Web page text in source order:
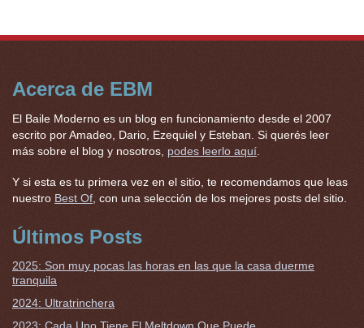
Acerca de EBM
El Baile Moderno es un blog en funcionamiento desde el 2007
escrito por Amadeo, Dario, Ezequiel y Esteban. Si querés leer
más sobre el blog y nosotros, podes leerlo aquí
Y si esta es tu primera vez en el sitio, te recomendamos que leas
nuestro Best Of , con una selección de los mejores posts del sitio.
Últimos Posts
2025: Son muy pocas las horas en las que la casa duerme
tranquila
2024: Ultratrinchera